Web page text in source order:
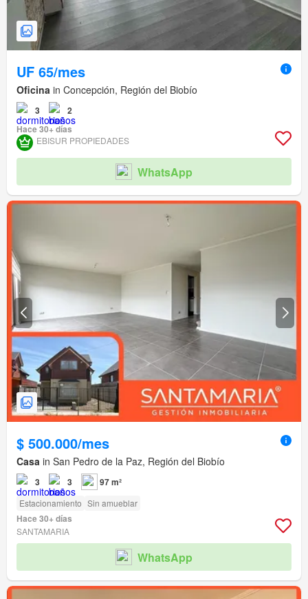
UF 65/mes
Oficina in Concepción, Región del Biobío
3
2
Hace 30+ días
EBISUR PROPIEDADES
WhatsApp
$ 500.000/mes
Casa in San Pedro de la Paz, Región del Biobío
3 3 97 m²
Estacionamiento Sin amueblar
Hace 30+ días
SANTAMARIA
WhatsApp